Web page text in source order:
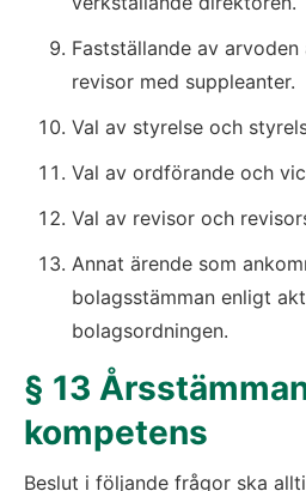
Fastställande av
revisor med suppleanter.
Val av styrelse och
Val av ordförande och
Val av revisor och
Annat ärende som
bolagsstämman enligt
bolagsordningen.
§ 13
kompetens
Beslut i följande frågor ska